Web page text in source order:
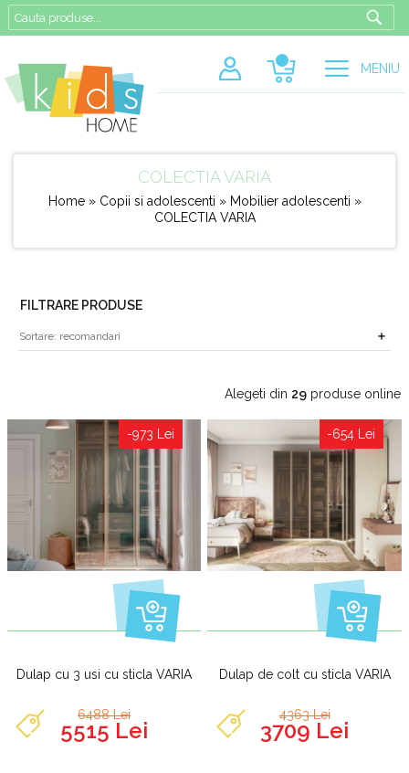
MENIU
COLECTIA VARIA
Home» Copii si adolescenti » Mobilier adolescenti »
COLECTIA VARIA
FILTRARE PRODUSE
Alegeti din 29 produse online
-973 Lei
Dulap cu 3 usi cu sticla VARIA
6488 Lei
5515 Lei
-654 Lei
Dulap de colt cu sticla VARIA
4363 Lei
3709 Lei